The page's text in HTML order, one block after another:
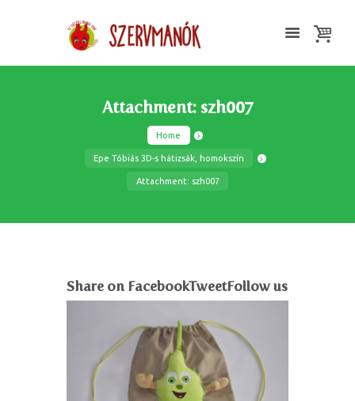
Attachment: szh007
Home
Epe Tóbiás 3D-s hátizsák, homokszín
Attachment: szh007
Share on FacebookTweetFollow us